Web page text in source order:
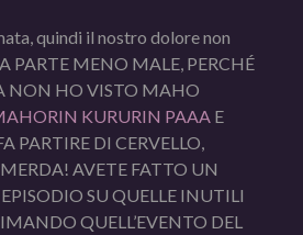
quindi il nostro dolore non
PARTE MENO MALE, PERCHÉ
NON HO VISTO MAHO
KURURIN PAAA E
PARTIRE DI CERVELLO,
AVETE FATTO UN
SU QUELLE INUTILI
QUELL’EVENTO DEL